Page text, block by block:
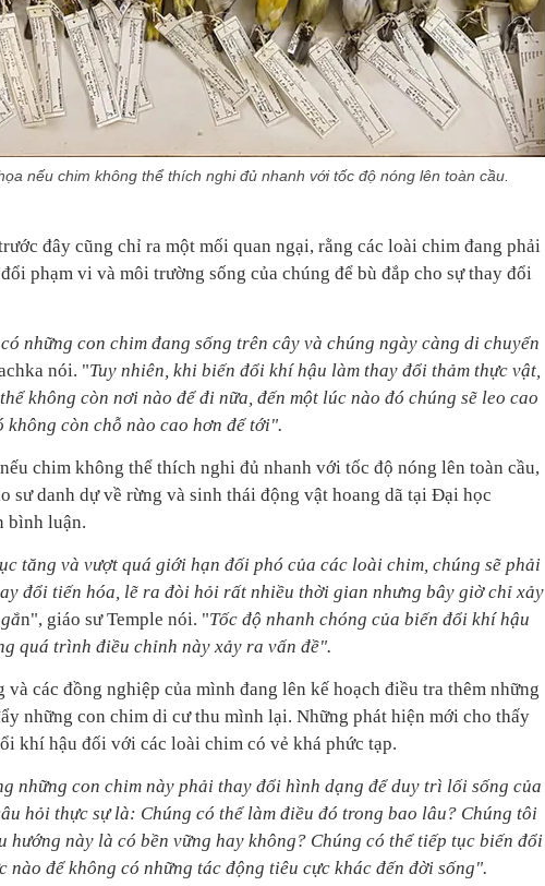
nếu chim không thể thích nghi đủ nhanh với tốc độ nóng lên toàn cầu.
đây cũng chỉ ra một mối quan ngại, rằng các loài chim đang phải
phạm vi và môi trường sống của chúng để bù đắp cho sự thay đổi
những con chim đang sống trên cây và chúng ngày càng di chuyển
nói. "Tuy nhiên, khi biến đổi khí hậu làm thay đổi thảm thực vật,
không còn nơi nào để đi nữa, đến một lúc nào đó chúng sẽ leo cao
không còn chỗ nào cao hơn để tới".
chim không thể thích nghi đủ nhanh với tốc độ nóng lên toàn cầu,
sư danh dự về rừng và sinh thái động vật hoang dã tại Đại học
bình luận.
tăng và vượt quá giới hạn đối phó của các loài chim, chúng sẽ phải
đổi tiến hóa, lẽ ra đòi hỏi rất nhiều thời gian nhưng bây giờ chỉ xảy
n", giáo sư Temple nói. "Tốc độ nhanh chóng của biến đổi khí hậu
quá trình điều chỉnh này xảy ra vấn đề".
và các đồng nghiệp của mình đang lên kế hoạch điều tra thêm những
những con chim di cư thu mình lại. Những phát hiện mới cho thấy
khí hậu đối với các loài chim có vẻ khá phức tạp.
những con chim này phải thay đổi hình dạng để duy trì lối sống của
hỏi thực sự là: Chúng có thể làm điều đó trong bao lâu? Chúng tôi
hướng này là có bền vững hay không? Chúng có thể tiếp tục biến đổi
nào để không có những tác động tiêu cực khác đến đời sống".